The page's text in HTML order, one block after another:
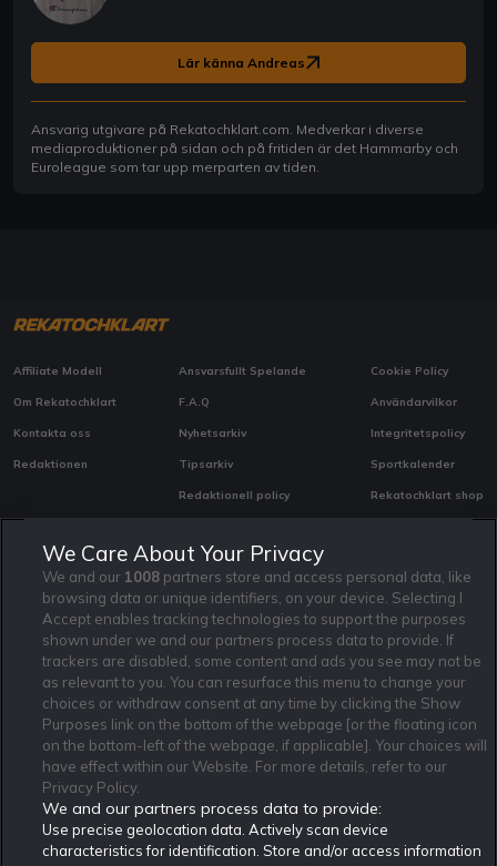
Lär känna Andreas
Ansvarig utgivare på Rekatochklart.com. Medverkar i diverse
mediaproduktioner på sidan och på fritiden är det Hammarby och
Euroleague som tar upp merparten av tiden.
Rekatochklart.com är Sveriges ledande betting-community. 2017 nominerades
Rekatochklart som en av världens bästa spelinformations-sajter på spelbranschens egen
Oscarsgala EGR Awards.
Affiliate Modell
Kontakta oss
Redaktionen
Ansvarsfullt Spelande
Nyhetsarkiv
Tipsarkiv
Cookie Policy
Användarvilkor
Integritetspolicy
Sportkalender
We Care About Your Privacy
We and our 1008 partners store and access personal data, like
browsing data or unique identifiers, on your device. Selecting I
Accept enables tracking technologies to support the purposes
shown under we and our partners process data to provide. If
trackers are disabled, some content and ads you see may not be
as relevant to you. You can resurface this menu to change your
choices or withdraw consent at any time by clicking the Show
Purposes link on the bottom of the webpage [or the floating icon
on the bottom-left of the webpage, if applicable]. Your choices will
have effect within our Website. For more details, refer to our
Privacy Policy.
We and our partners process data to provide:
Use precise geolocation data. Actively scan device
characteristics for identification. Store and/or access information